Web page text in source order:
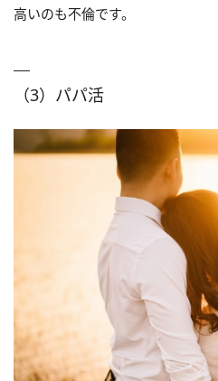
高いのも不倫です。
（3）パパ活